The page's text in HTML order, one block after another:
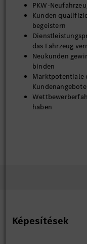
PKW-
Kunden
begeistern
das Fahrzeug
Neukunden
binden
Marktpotentiale
haben
Képesítések